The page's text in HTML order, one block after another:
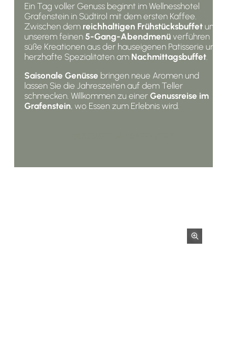
Ein Tag voller Genuss beginnt im Wellnesshotel
Grafenstein in Südtirol mit dem ersten Kaffee.
Zwischen dem reichhaltigen Frühstücksbuffet und
unserem feinen 5-Gang-Abendmenü verführen
süße Kreationen aus der hauseigenen Patisserie und
herzhafte Spezialitäten am Nachmittagsbuffet
Saisonale Genüsse bringen neue Aromen und
lassen Sie die Jahreszeiten auf dem Teller
schmecken. Willkommen zu einer Genussreise im
Grafenstein, wo Essen zum Erlebnis wird.